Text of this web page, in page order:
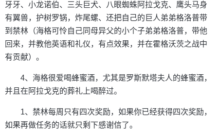
牙牙、小龙诺伯、三头巨犬、八眼蜘蛛阿拉戈克、鹰头马身
有翼兽，护树罗锅，炸尾螺、还把自己的巨人弟弟格洛普带
到禁林（海格可怜自己同母异父的小个子弟弟格洛普，带他
回来，并教他英语和礼仪，有点效果，并在霍格沃茨之战中
有贡献）。
4、海格很爱喝蜂蜜酒，尤其是罗斯默塔夫人的蜂蜜酒，
并且在阿拉戈克的葬礼上喝醉过。
1、禁林每周只有四次奖励，如果你已经获得四次奖励，
如果再做任务的话就只剩下感谢信了。